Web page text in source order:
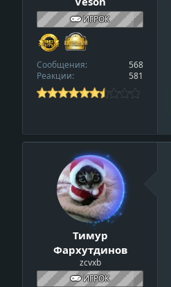
r
o
e
ИГРОК
Сообщения
568
Реакции
581
v
i
e
w
_
p
r
o
f
Тимур
Фархутдинов
zcvxb
ИГРОК